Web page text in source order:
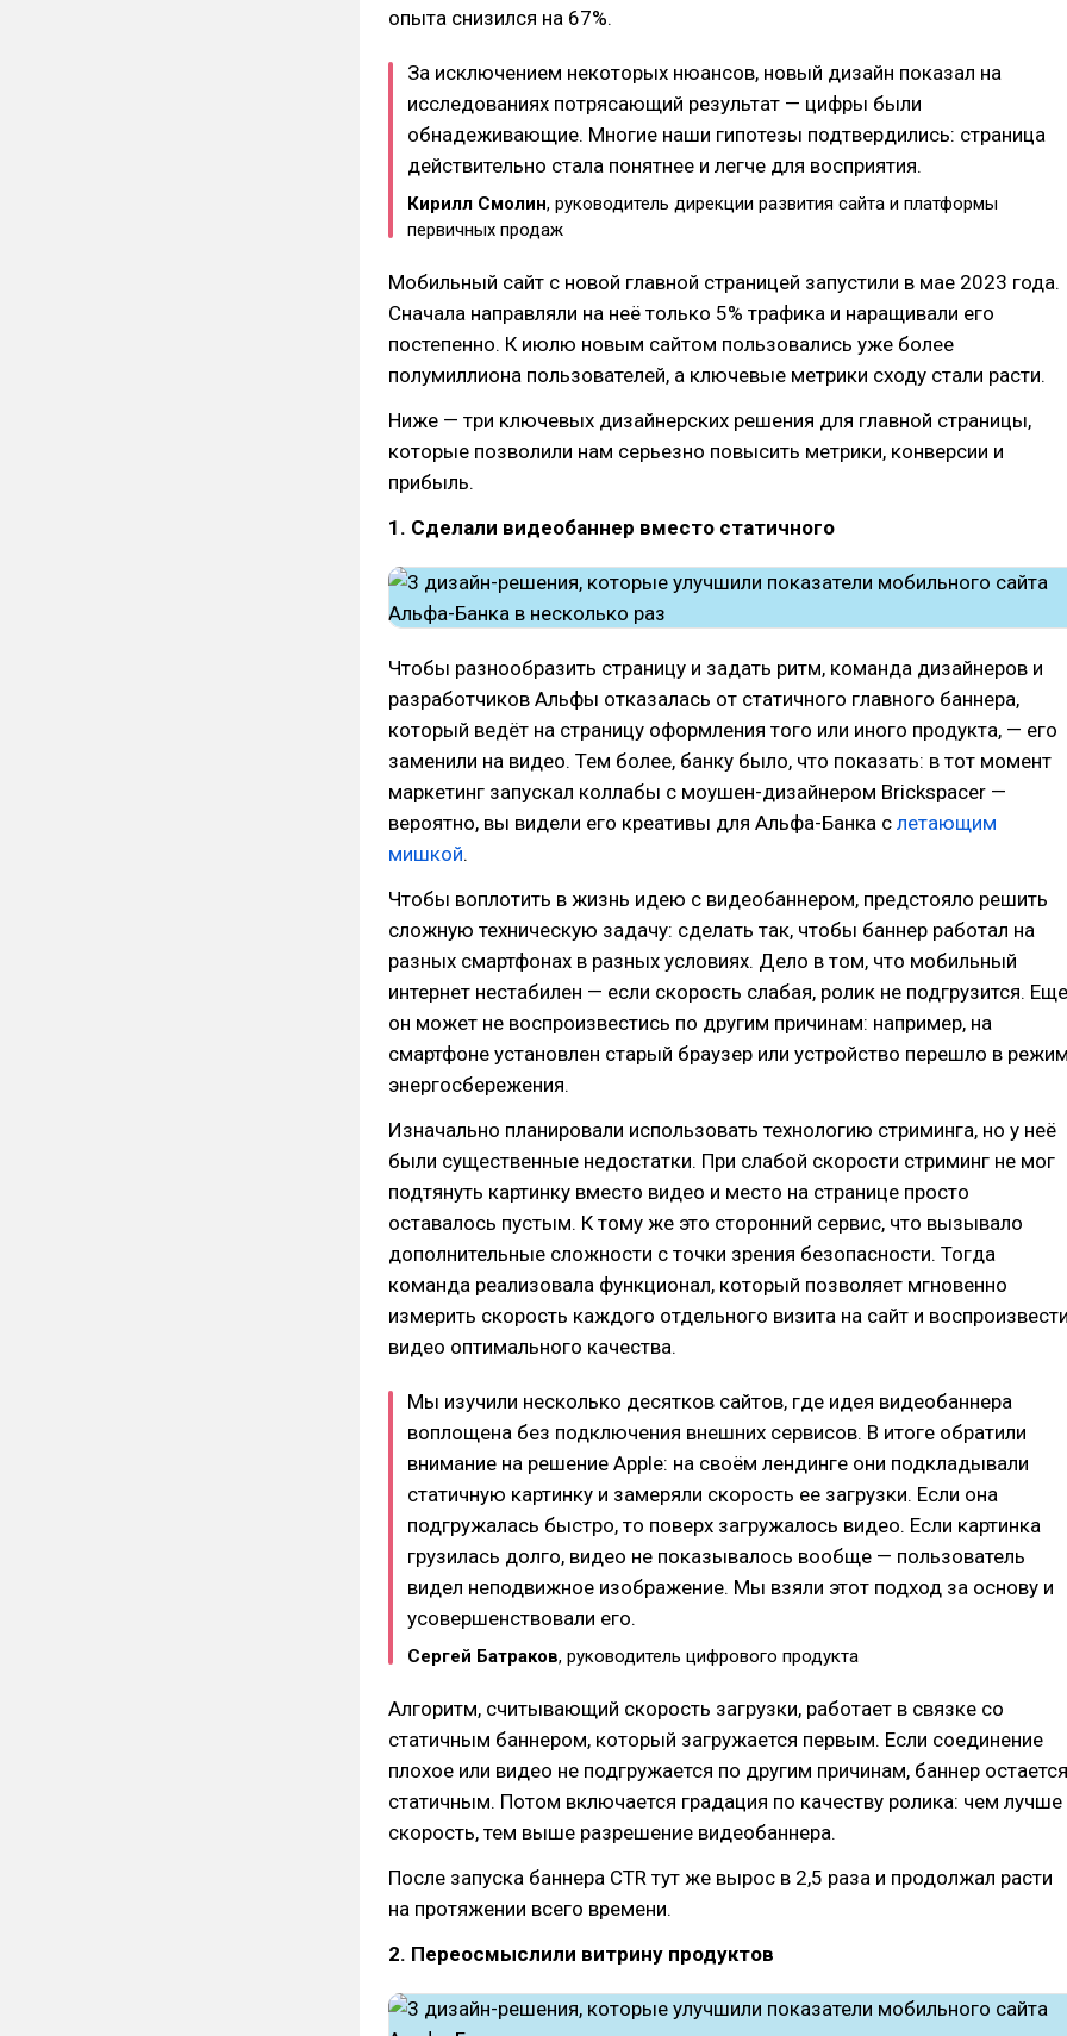
опыта снизился на 67%.
За исключением некоторых нюансов, новый дизайн показал на
исследованиях потрясающий результат — цифры были
обнадеживающие. Многие наши гипотезы подтвердились: страница
действительно стала понятнее и легче для восприятия.
Кирилл Смолин, руководитель дирекции развития сайта и платформы
первичных продаж
Мобильный сайт с новой главной страницей запустили в мае 2023 года.
Сначала направляли на неё только 5% трафика и наращивали его
постепенно. К июлю новым сайтом пользовались уже более
полумиллиона пользователей, а ключевые метрики сходу стали расти.
Ниже — три ключевых дизайнерских решения для главной страницы,
которые позволили нам серьезно повысить метрики, конверсии и
прибыль.
1. Сделали видеобаннер вместо статичного
Чтобы разнообразить страницу и задать ритм, команда дизайнеров и
разработчиков Альфы отказалась от статичного главного баннера,
который ведёт на страницу оформления того или иного продукта, — его
заменили на видео. Тем более, банку было, что показать: в тот момент
маркетинг запускал коллабы с моушен-дизайнером Brickspacer —
вероятно, вы видели его креативы для Альфа-Банка с летающим
мишкой.
Чтобы воплотить в жизнь идею с видеобаннером, предстояло решить
сложную техническую задачу: сделать так, чтобы баннер работал на
разных смартфонах в разных условиях. Дело в том, что мобильный
интернет нестабилен — если скорость слабая, ролик не подгрузится. Еще
он может не воспроизвестись по другим причинам: например, на
смартфоне установлен старый браузер или устройство перешло в
энергосбережения.
Изначально планировали использовать технологию стриминга, но у неё
были существенные недостатки. При слабой скорости стриминг не мог
подтянуть картинку вместо видео и место на странице просто
оставалось пустым. К тому же это сторонний сервис, что вызывало
дополнительные сложности с точки зрения безопасности. Тогда
команда реализовала функционал, который позволяет мгновенно
измерить скорость каждого отдельного визита на сайт и
видео оптимального качества.
Мы изучили несколько десятков сайтов, где идея видеобаннера
воплощена без подключения внешних сервисов. В итоге обратили
внимание на решение Apple: на своём лендинге они подкладывали
статичную картинку и замеряли скорость ее загрузки. Если она
подгружалась быстро, то поверх загружалось видео. Если картинка
грузилась долго, видео не показывалось вообще — пользователь
видел неподвижное изображение. Мы взяли этот подход за основу и
усовершенствовали его.
Сергей Батраков, руководитель цифрового продукта
Алгоритм, считывающий скорость загрузки, работает в связке со
статичным баннером, который загружается первым. Если соединение
плохое или видео не подгружается по другим причинам, баннер остается
статичным. Потом включается градация по качеству ролика: чем лучше
скорость, тем выше разрешение видеобаннера.
После запуска баннера CTR тут же вырос в 2,5 раза и продолжал расти
на протяжении всего времени.
2. Переосмыслили витрину продуктов